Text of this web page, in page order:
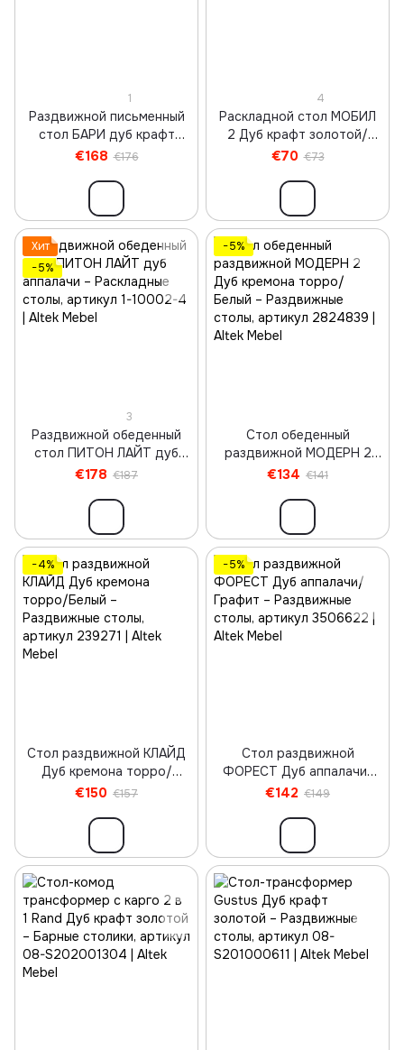
1
Раздвижной письменный
стол БАРИ дуб крафт
голд
€168 €176
4
Раскладной стол МОБИЛ
2 Дуб крафт золотой/
Черный
€70 €73
Хит
−5%
3
Раздвижной обеденный
стол ПИТОН ЛАЙТ дуб
аппалачи
€178 €187
−5%
Стол обеденный
раздвижной МОДЕРН 2
Дуб кремона торро/
€134 €141
−4%
Стол раздвижной КЛАЙД
Дуб кремона торро/
Белый
€150 €157
−5%
Стол раздвижной
ФОРЕСТ Дуб аппалачи/
Графит
€142 €149